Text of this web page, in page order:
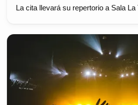
La cita llevará su repertorio a Sala La